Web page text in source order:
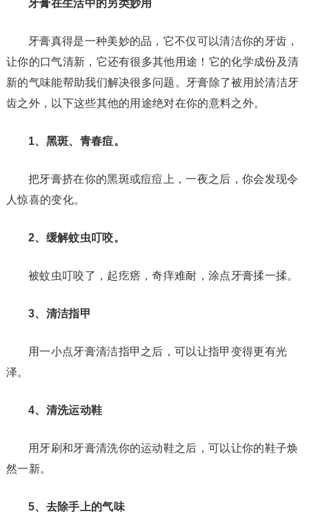
牙膏在生活中的另类妙用
牙膏真得是一种美妙的品，它不仅可以清洁你的牙齿，
让你的口气清新，它还有很多其他用途！它的化学成份及清
新的气味能帮助我们解决很多问题。牙膏除了被用於清洁牙
齿之外，以下这些其他的用途绝对在你的意料之外。
1、黑斑、青春痘。
把牙膏挤在你的黑斑或痘痘上，一夜之后，你会发现令
人惊喜的变化。
2、缓解蚊虫叮咬。
被蚊虫叮咬了，起疙瘩，奇痒难耐，涂点牙膏揉一揉。
3、清洁指甲
用一小点牙膏清洁指甲之后，可以让指甲变得更有光
泽。
4、清洗运动鞋
用牙刷和牙膏清洗你的运动鞋之后，可以让你的鞋子焕
然一新。
5、去除手上的气味